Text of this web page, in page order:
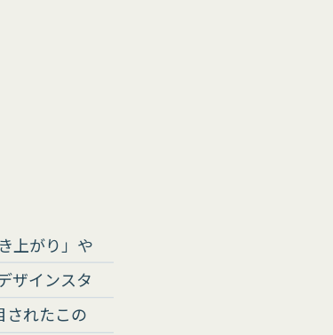
上がり」や
ザインスタ
されたこの